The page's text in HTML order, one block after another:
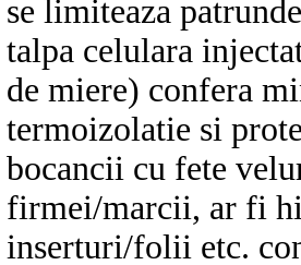
se limiteaza
talpa celulara
de miere) confera
termoizolatie si
bocancii cu fete
firmei/marcii, ar fi
inserturi/folii etc.